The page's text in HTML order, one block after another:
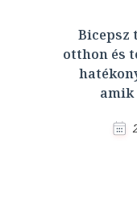
Bicepsz
otthon és
amik